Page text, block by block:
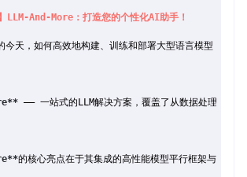
LLM-And-More：打造您的个性化AI助手！
今天，如何高效地构建、训练和部署大型语言模型（
—— 一站式的LLM解决方案，覆盖了从数据处理到服
的核心亮点在于其集成的高性能模型平行框架与智能